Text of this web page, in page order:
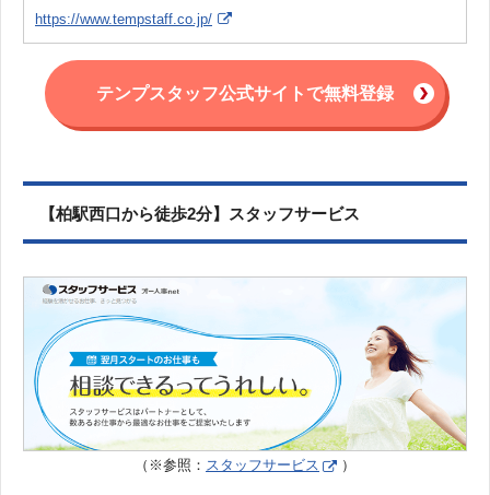
https://www.tempstaff.co.jp/
テンプスタッフ公式サイトで無料登録
【柏駅西口から徒歩2分】スタッフサービス
（※参照： スタッフサービス ）